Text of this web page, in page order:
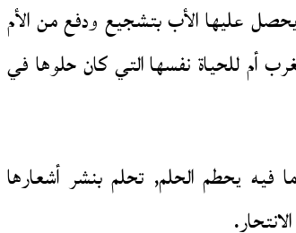
يحصل عليها الأب بتشجيع ودفع من الأم
أم للحياة نفسها التي كان حلوها في
يحطم الحلم, تحلم بنشر أشعارها